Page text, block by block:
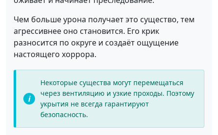
Чем больше урона получает это существо, тем
агрессивнее оно становится. Его крик
разносится по округе и создаёт ощущение
настоящего хоррора.
Некоторые существа могут перемещаться
через вентиляцию и узкие проходы. Поэтому
укрытия не всегда гарантируют
безопасность.